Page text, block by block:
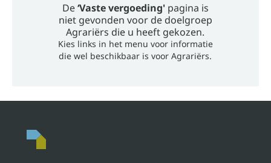
De‘Vaste vergoeding'pagina is
niet gevonden voor de doelgroep
Agrariërs die u heeft gekozen.
Kies links in het menu voor informatie
die wel beschikbaar is voor Agrariërs.